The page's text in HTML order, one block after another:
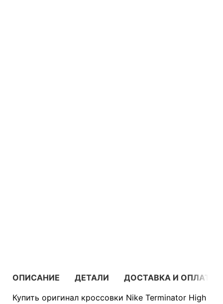
ОПИСАНИЕ ДЕТАЛИ
ДОСТАВКА И ОПЛАТА
Купить оригинал кроссовки Nike Terminator High